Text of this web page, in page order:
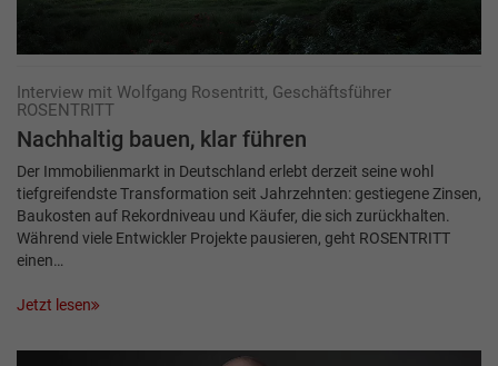
Interview mit Wolfgang Rosentritt, Geschäftsführer
ROSENTRITT
Nachhaltig bauen, klar führen
Der Immobilienmarkt in Deutschland erlebt derzeit seine wohl
tiefgreifendste Transformation seit Jahrzehnten: gestiegene Zinsen,
Baukosten auf Rekordniveau und Käufer, die sich zurückhalten.
Während viele Entwickler Projekte pausieren, geht ROSENTRITT
einen…
Jetzt lesen